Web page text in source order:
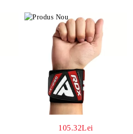
105.32Lei